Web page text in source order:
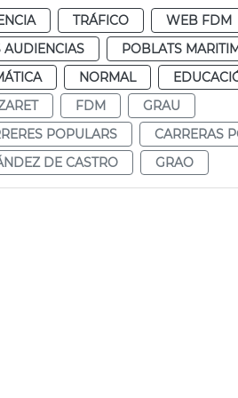
TRÁFICO
WEB FDM
AUDIENCIAS
POBLATS
NORMAL
FDM
GRAU
POPULARS
CARRERAS
DE CASTRO
GRAO